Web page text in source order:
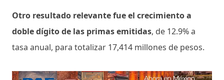
Otro resultado relevante fue el crecimiento a
doble dígito de las primas emitidas, de 12.9% a
tasa anual, para totalizar 17,414 millones de pesos.